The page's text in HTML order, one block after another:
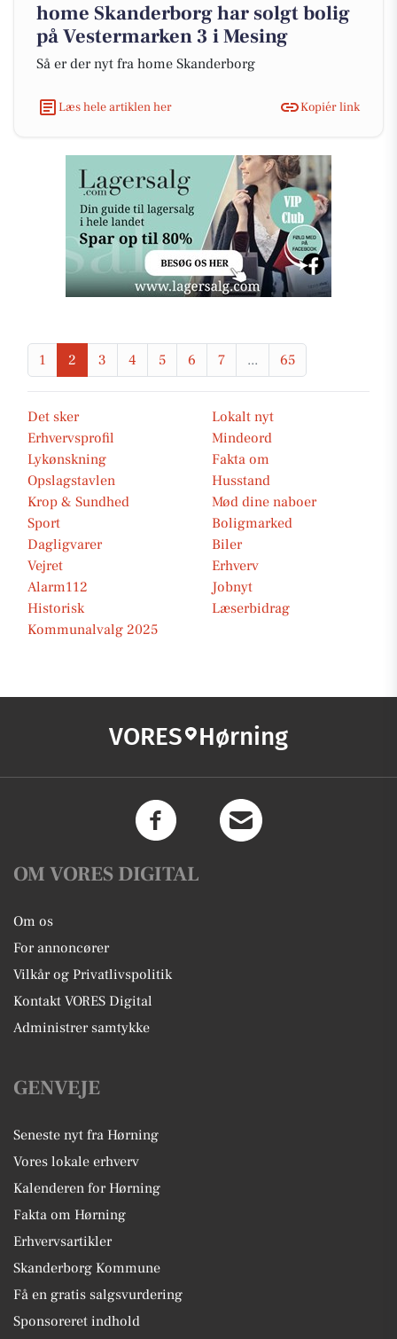
home Skanderborg har solgt bolig
på Vestermarken 3 i Mesing
Så er der nyt fra home Skanderborg
Læs hele artiklen her Kopiér link
1 2 3 4 5 6 7 ... 65
Det sker
Lokalt nyt
Erhvervsprofil
Mindeord
Lykønskning
Fakta om
Opslagstavlen
Husstand
Krop & Sundhed
Mød dine naboer
Sport
Boligmarked
Dagligvarer
Biler
Vejret
Erhverv
Alarm112
Jobnyt
Historisk
Læserbidrag
Kommunalvalg 2025
VORES Hørning
OM VORES DIGITAL
Om os
For annoncører
Vilkår og Privatlivspolitik
Kontakt VORES Digital
Administrer samtykke
GENVEJE
Seneste nyt fra Hørning
Vores lokale erhverv
Kalenderen for Hørning
Fakta om Hørning
Erhvervsartikler
Skanderborg Kommune
Få en gratis salgsvurdering
Sponsoreret indhold